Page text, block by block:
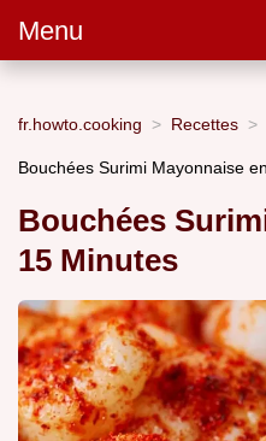
Menu
fr.howto.cooking Recettes
Bouchées Surimi Mayonnaise
Bouchées
15 Minutes